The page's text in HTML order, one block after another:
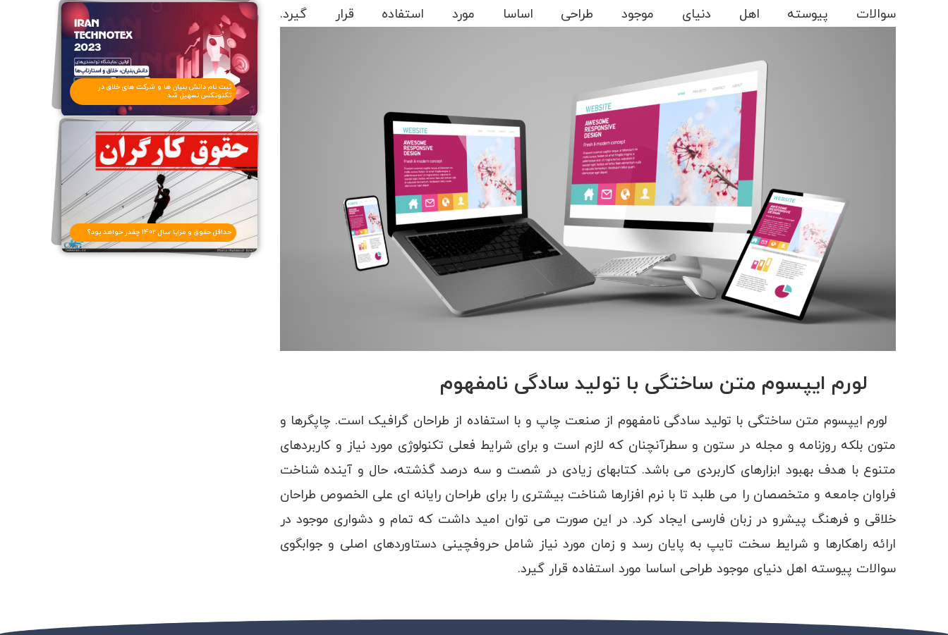
سوالات پیوسته اهل دنیای موجود طراحی اساسا مورد استفاده قرار گیرد.
لورم ایپسوم متن ساختگی با تولید سادگی نامفهوم
لورم ایپسوم متن ساختگی با تولید سادگی نامفهوم از صنعت چاپ و با استفاده از طراحان گرافیک است. چاپگرها و
متون بلکه روزنامه و مجله در ستون و سطرآنچنان که لازم است و برای شرایط فعلی تکنولوژی مورد نیاز و کاربردهای
متنوع با هدف بهبود ابزارهای کاربردی می باشد. کتابهای زیادی در شصت و سه درصد گذشته، حال و آینده شناخت
فراوان جامعه و متخصصان را می طلبد تا با نرم افزارها شناخت بیشتری را برای طراحان رایانه ای علی الخصوص طراحان
خلاقی و فرهنگ پیشرو در زبان فارسی ایجاد کرد. در این صورت می توان امید داشت که تمام و دشواری موجود در
ارائه راهکارها و شرایط سخت تایپ به پایان رسد و زمان مورد نیاز شامل حروفچینی دستاوردهای اصلی و جوابگوی
سوالات پیوسته اهل دنیای موجود طراحی اساسا مورد استفاده قرار گیرد.
ثبت نام دانش بنیان ها و شرکت های خلاق در
تکنوتکس تسهیل شد
حداقل حقوق و مزایا سال ۱۴۰۲ چقدر خواهد بود؟